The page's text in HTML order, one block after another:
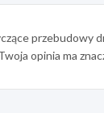
przebudowy
opinia ma